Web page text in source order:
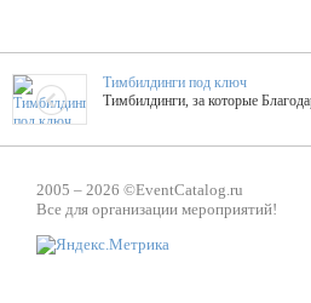
Тимбилдинги под ключ
Тимбилдинги, за которые
ТОПовые мастер-классы на
2005 – 2026 ©EventCatalog.ru
Все для организации мероприятий!